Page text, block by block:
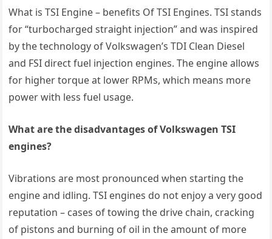
What is TSI Engine – benefits Of TSI Engines. TSI stands
for “turbocharged straight injection” and was inspired
by the technology of Volkswagen’s TDI Clean Diesel
and FSI direct fuel injection engines. The engine allows
for higher torque at lower RPMs, which means more
power with less fuel usage.
What are the disadvantages of Volkswagen TSI
engines?
Vibrations are most pronounced when starting the
engine and idling. TSI engines do not enjoy a very good
reputation – cases of towing the drive chain, cracking
of pistons and burning of oil in the amount of more